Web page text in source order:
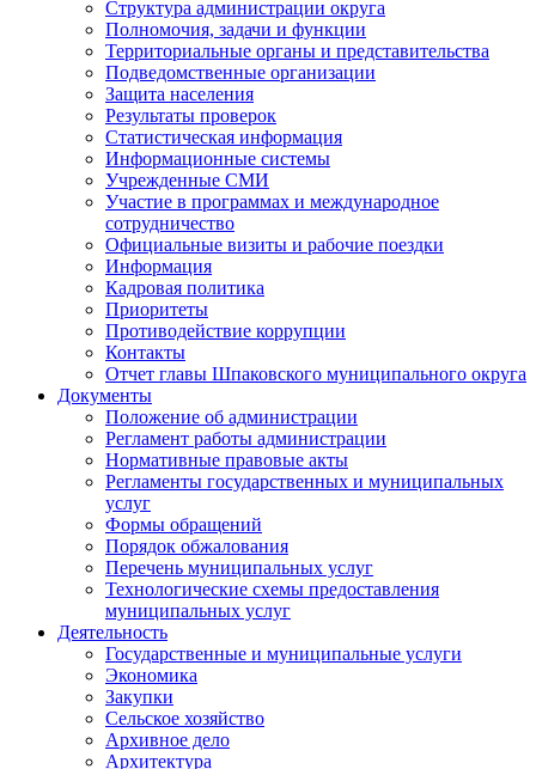
Структура администрации округа
Полномочия, задачи и функции
Территориальные органы и представительства
Подведомственные организации
Защита населения
Результаты проверок
Статистическая информация
Информационные системы
Учрежденные СМИ
Участие в программах и международное
сотрудничество
Официальные визиты и рабочие поездки
Информация
Кадровая политика
Приоритеты
Противодействие коррупции
Контакты
Отчет главы Шпаковского муниципального округа
Документы
Положение об администрации
Регламент работы администрации
Нормативные правовые акты
Регламенты государственных и муниципальных
услуг
Формы обращений
Порядок обжалования
Перечень муниципальных услуг
Технологические схемы предоставления
муниципальных услуг
Деятельность
Государственные и муниципальные услуги
Экономика
Закупки
Сельское хозяйство
Архивное дело
Архитектура